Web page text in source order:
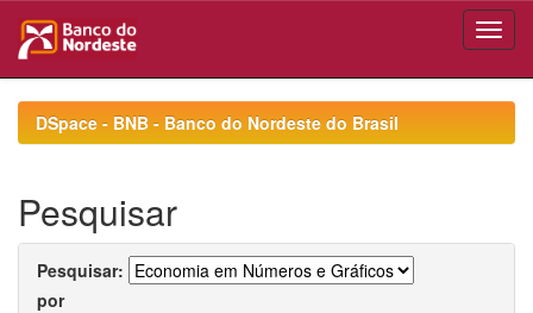
navigationDSpace - BNB - Banco do Nordeste do Brasil
Pesquisar
Pesquisar:
por